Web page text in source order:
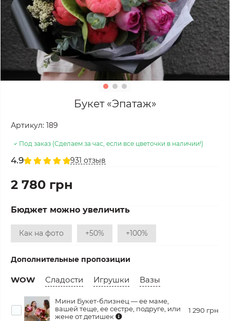
Букет «Эпатаж»
Артикул: 189
Под заказ (Сделаем за час, если все цветочки в наличии!)
4.9 931 отзыв
2 780 грн
Бюджет можно увеличить
Как на фото +50% +100%
Дополнительные пропозиции
WOW Сладости Игрушки Вазы
Мини Букет-близнец — ее маме,
вашей теще, ее сестре, подруге, или
жене от детишек
1 290 грн